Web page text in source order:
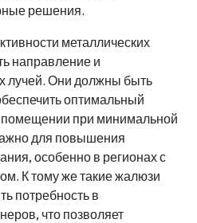
решения.
металлических
направление и
лучей. Они должны быть
оптимальный
при минимальной
для повышения
особенно в регионах с
К тому же такие жалюзи
потребность в
что позволяет